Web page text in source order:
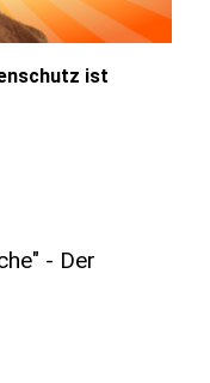
ist
- Der